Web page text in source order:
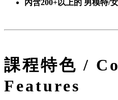
內含200+以上的 男模特/
課程特色 /
Features